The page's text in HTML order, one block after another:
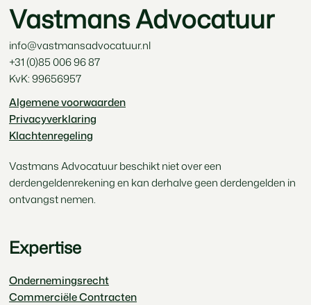
Vastmans Advocatuur
info@vastmansadvocatuur.nl
+31 (0)85 006 96 87
KvK:99656957
Algemene voorwaarden
Privacyverklaring
Klachtenregeling
Vastmans Advocatuur beschikt niet over een
derdengeldenrekening en kan derhalve geen derdengelden in
ontvangst nemen.
Expertise
Ondernemingsrecht
Commerciële Contracten